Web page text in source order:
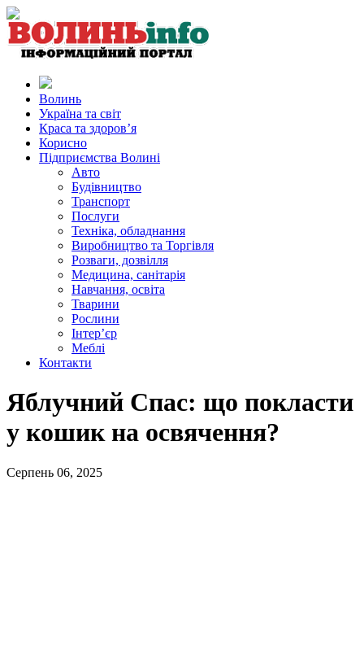
Волинь
Україна та світ
Краса та здоров’я
Корисно
Підприємства Волині
Авто
Будівництво
Транспорт
Послуги
Техніка, обладнання
Виробництво та Торгівля
Розваги, дозвілля
Медицина, санітарія
Навчання, освіта
Тварини
Рослини
Інтер’єр
Меблі
Контакти
Яблучний Спас: що покласти
у кошик на освячення?
Серпень 06, 2025